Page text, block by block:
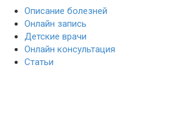
Описание болезней
Онлайн запись
Детские врачи
Онлайн консультация
Статьи